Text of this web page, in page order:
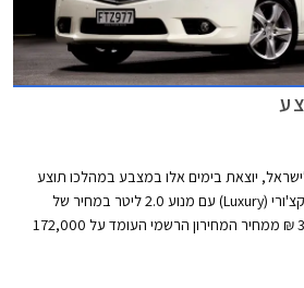
יוצאת בימים אלו במצבע במהלכו תוצע
הונדה אקורד ברמת אבזור לוקצ'ורי (Luxury) עם מנוע 2.0 ליטר במחיר של
169,900 ₪, הנחה של 3,000 ₪ ממחיר המחירון הרשמי העומד על 172,000